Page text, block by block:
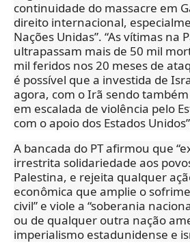
continuidade do massacre em
direito internacional,
Nações Unidas”. “As vítimas na
ultrapassam mais de 50 mil
mil feridos nos 20 meses de
é possível que a investida de
agora, com o Irã sendo
em escalada de violência pelo
com o apoio dos Estados
A bancada do PT afirmou que
irrestrita solidariedade aos
Palestina, e rejeita qualquer
econômica que amplie o
civil” e viole a “soberania
ou de qualquer outra nação
imperialismo estadunidense e